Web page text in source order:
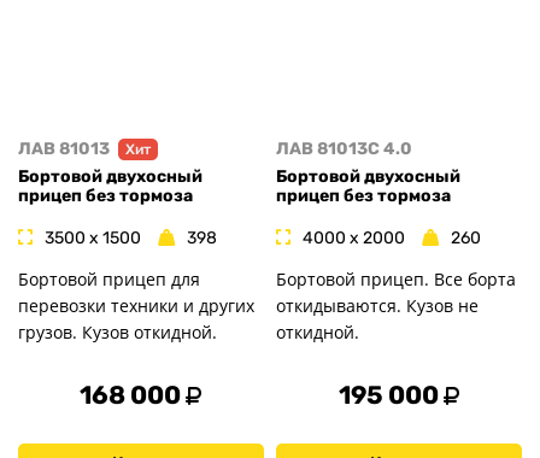
ЛАВ 81013 Хит
Бортовой двухосный
прицеп без тормоза
3500 x 1500 398
Бортовой прицеп для
перевозки техники и других
грузов. Кузов откидной.
168 000
ЛАВ 81013C 4.0
Бортовой двухосный
прицеп без тормоза
4000 x 2000 260
Бортовой прицеп. Все борта
откидываются. Кузов не
откидной.
195 000